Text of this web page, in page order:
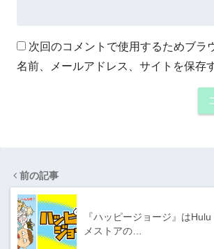
次回のコメントで使用するためブラ
名前、メールアドレス、サイトを保存
前の記事
『ハッピージョージ』は
メストアの…